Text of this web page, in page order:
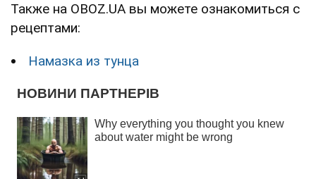
Также на OBOZ.UA вы можете ознакомиться с
рецептами:
Намазка из тунца